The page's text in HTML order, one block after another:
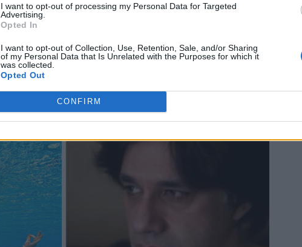
I want to opt-out of processing my Personal Data for Targeted
Advertising.
Opted In
I want to opt-out of Collection, Use, Retention, Sale, and/or Sharing
of my Personal Data that Is Unrelated with the Purposes for which it
was collected.
Opted Out
CONFIRM